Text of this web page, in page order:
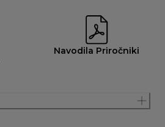
Navodila Priročniki